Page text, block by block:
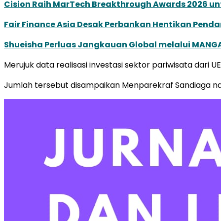
Cision Raih MarTech Breakthrough Awards 2026
Fair Finance Asia Desak Perbankan Hentikan
Shueisha Perluas Jangkauan Global melalui
Merujuk data realisasi investasi sektor pariwisata dari
Jumlah tersebut disampaikan Menparekraf Sandiaga